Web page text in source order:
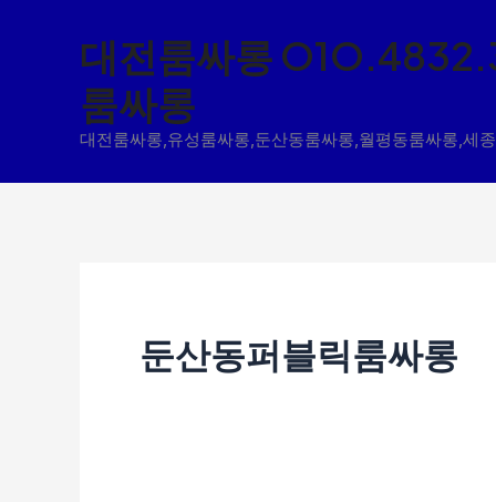
대전룸싸롱
룸싸롱
대전룸싸롱,유성룸싸롱,둔산동룸싸롱,월평동룸싸롱,세
둔산동퍼블릭룸싸롱